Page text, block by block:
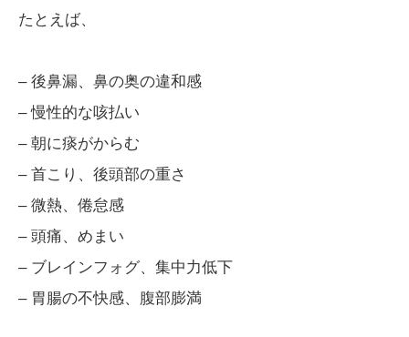
たとえば、
– 後鼻漏、鼻の奥の違和感
– 慢性的な咳払い
– 朝に痰がからむ
– 首こり、後頭部の重さ
– 微熱、倦怠感
– 頭痛、めまい
– ブレインフォグ、集中力低下
– 胃腸の不快感、腹部膨満